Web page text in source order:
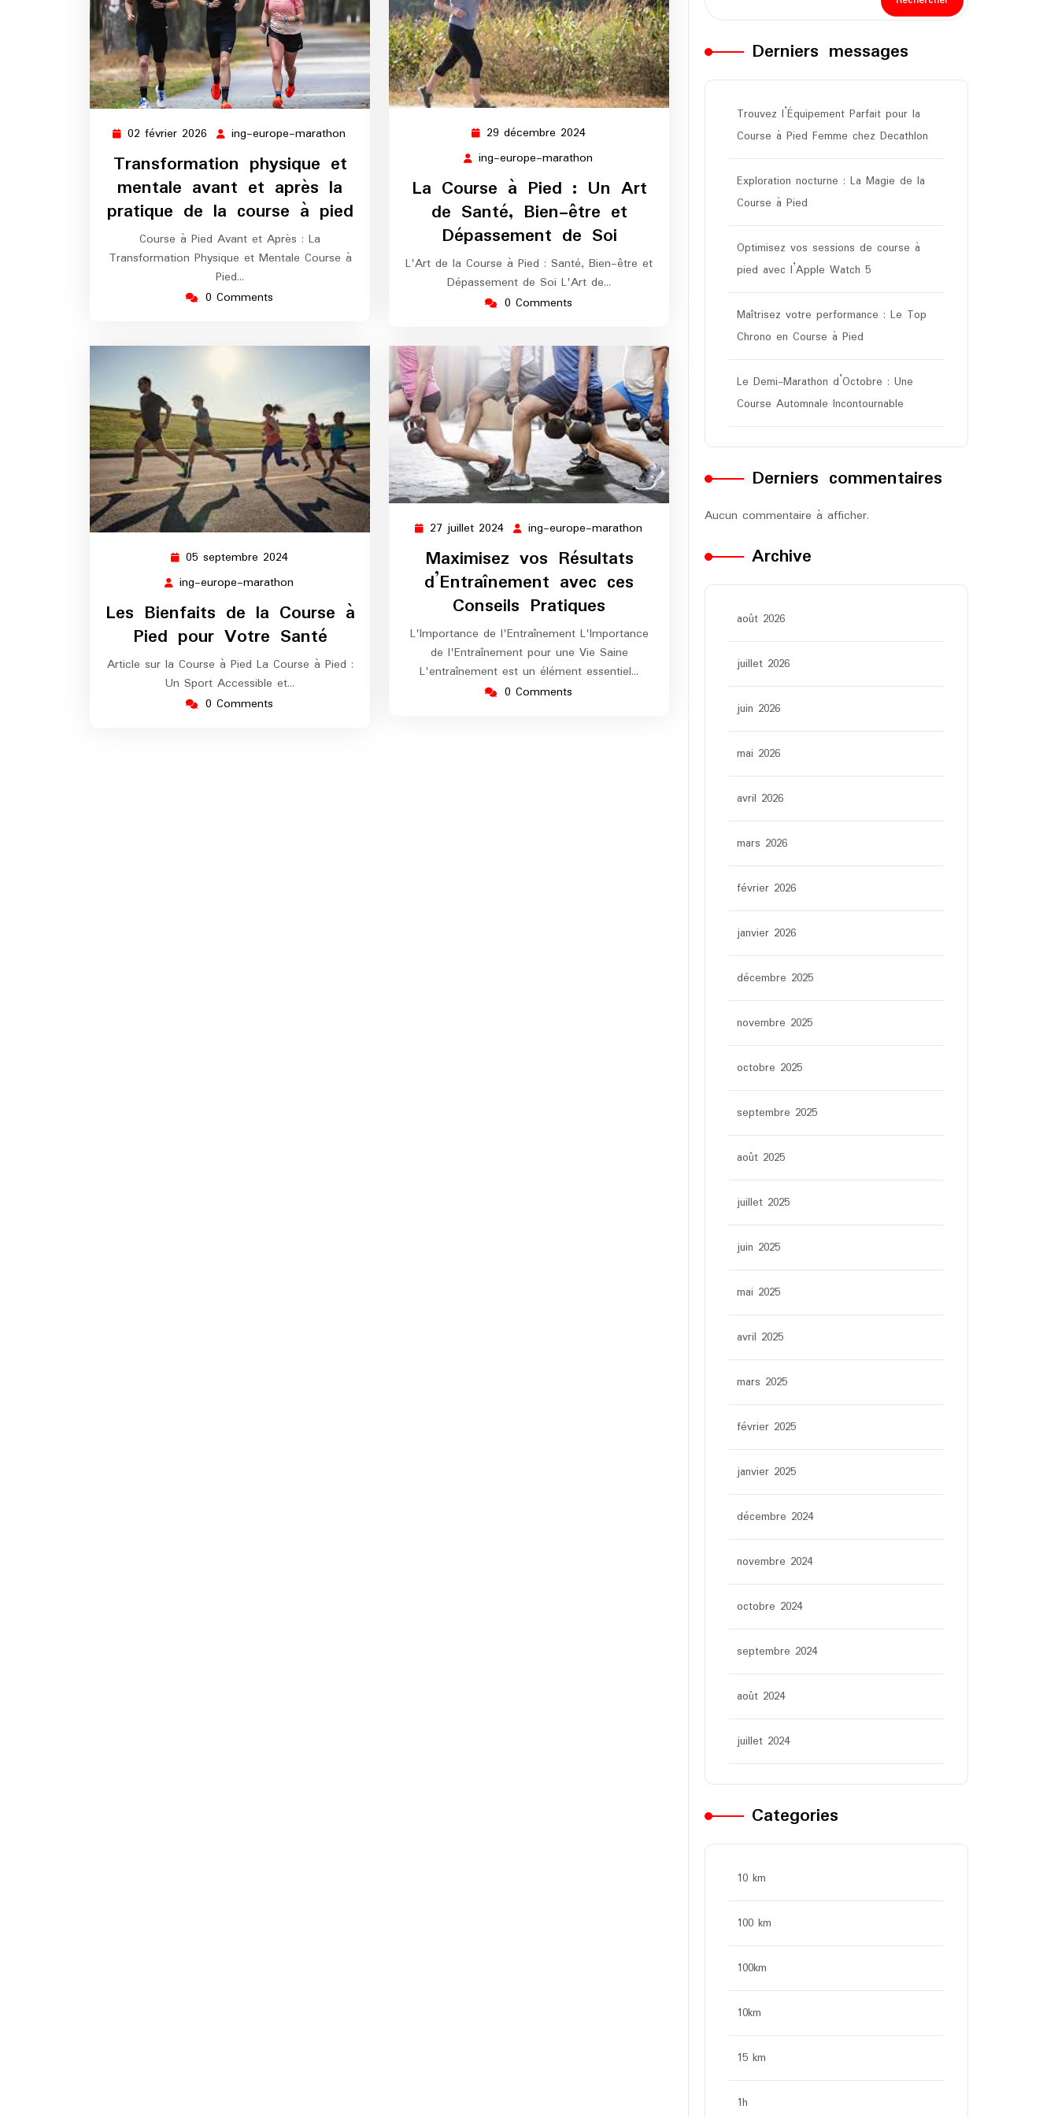
02 février 2026 02
février
2026
ing-europe-marathon
Transformation physique et
mentale avant et après la
pratique de la course à pied
Course à Pied Avant et Après : La
Transformation Physique et Mentale Course à
Pied…
0 Comments
29 décembre 2024
décembre
ing-europe-marathon
europe-
marathon
La Course à Pied : Un Art
de Santé, Bien-être et
Dépassement de Soi
L'Art de la Course à Pied : Santé, Bien-être et
Dépassement de Soi L'Art de…
0 Comments
05 septembre 2024
septembre
ing-europe-marathon
marathon
Les Bienfaits de la Course à
Pied pour Votre Santé
Article sur la Course à Pied La Course à Pied :
Un Sport Accessible et…
0 Comments
27 juillet 2024 27
2024
ing-europe-marathon
Maximisez vos Résultats
d’Entraînement avec ces
Conseils Pratiques
L'Importance de l'Entraînement L'Importance
de l'Entraînement pour une Vie Saine
L'entraînement est un élément essentiel…
0 Comments
Derniers messages
Trouvez l’Équipement Parfait pour la
Course à Pied Femme chez Decathlon
Exploration nocturne : La Magie de la
Course à Pied
Optimisez vos sessions de course à
pied avec l’Apple Watch 5
Maîtrisez votre performance : Le Top
Chrono en Course à Pied
Le Demi-Marathon d’Octobre : Une
Course Automnale Incontournable
Derniers commentaires
Aucun commentaire à afficher.
Archive
août 2026
juillet 2026
juin 2026
mai 2026
avril 2026
mars 2026
février 2026
janvier 2026
décembre 2025
novembre 2025
octobre 2025
septembre 2025
août 2025
juillet 2025
juin 2025
mai 2025
avril 2025
mars 2025
février 2025
janvier 2025
décembre 2024
novembre 2024
octobre 2024
septembre 2024
août 2024
juillet 2024
Categories
10 km
100 km
100km
10km
15 km
1h